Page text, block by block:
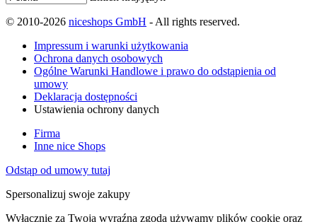
© 2010-2026 niceshops GmbH - All rights reserved.
Impressum i warunki użytkowania
Ochrona danych osobowych
Ogólne Warunki Handlowe i prawo do odstąpienia od
umowy
Deklaracja dostępności
Ustawienia ochrony danych
Firma
Inne nice Shops
Odstąp od umowy tutaj
Spersonalizuj swoje zakupy
Wyłącznie za Twoją wyraźną zgodą używamy plików cookie oraz